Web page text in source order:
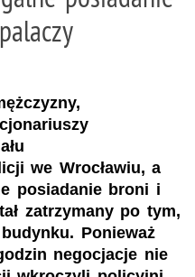
we Wrocławiu, a
posiadanie broni i
zatrzymany po tym,
Ponieważ
negocjacje nie